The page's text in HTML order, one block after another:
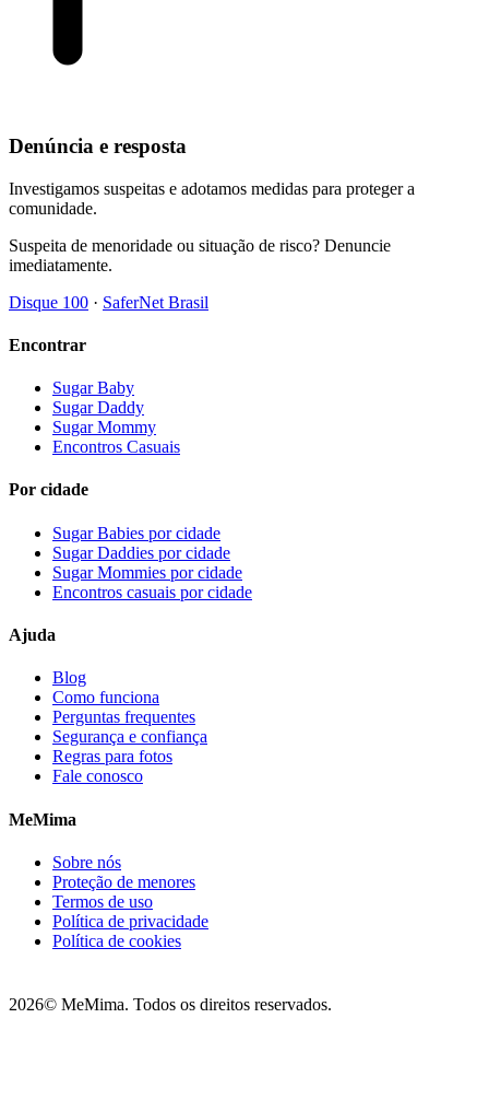
Denúncia e resposta
Investigamos suspeitas e adotamos medidas para proteger a
comunidade.
Suspeita de menoridade ou situação de risco? Denuncie
imediatamente.
Disque 100 · SaferNet Brasil
Encontrar
Sugar Baby
Sugar Daddy
Sugar Mommy
Encontros Casuais
Por cidade
Sugar Babies por cidade
Sugar Daddies por cidade
Sugar Mommies por cidade
Encontros casuais por cidade
Ajuda
Blog
Como funciona
Perguntas frequentes
Segurança e confiança
Regras para fotos
Fale conosco
MeMima
Sobre nós
Proteção de menores
Termos de uso
Política de privacidade
Política de cookies
2026© MeMima. Todos os direitos reservados.